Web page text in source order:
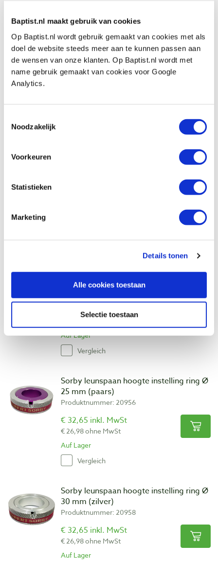
Baptist.nl maakt gebruik van cookies
Op Baptist.nl wordt gebruik gemaakt van cookies met als
doel de website steeds meer aan te kunnen passen aan
de wensen van onze klanten. Op Baptist.nl wordt met
name gebruik gemaakt van cookies voor Google
Analytics.
Noodzakelijk
Voorkeuren
Statistieken
Marketing
Details tonen
Alle cookies toestaan
Selectie toestaan
Vergleich
Sorby leunspaan hoogte instelling ring Ø
16 mm (blauw)
Produktnummer: 20951
Sorby leunspaan hoogte instelling ring Ø
Vergleich
Sorby leunspaan hoogte instelling ring Ø
25,4 mm (rood)
€ 32,65 inkl. MwSt
Auf Lager
Vergleich
Sorby leunspaan hoogte instelling ring Ø
25 mm (paars)
Produktnummer: 20956
€ 32,65 inkl. MwSt
€ 26,98 ohne MwSt
Auf Lager
Vergleich
Sorby leunspaan hoogte instelling ring Ø
30 mm (zilver)
Produktnummer: 20958
€ 32,65 inkl. MwSt
€ 26,98 ohne MwSt
Auf Lager